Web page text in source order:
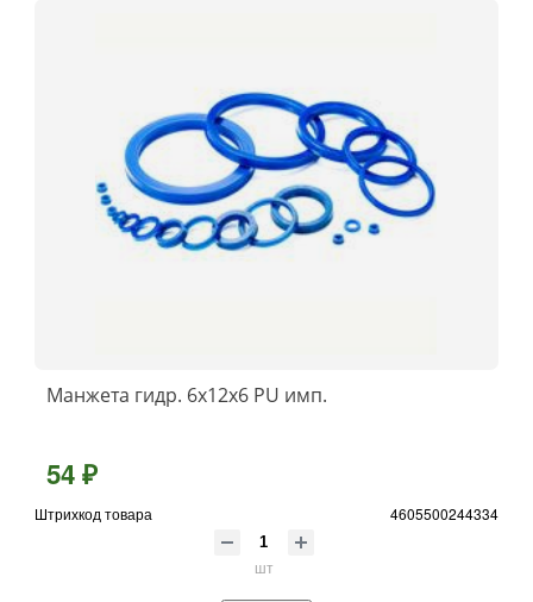
Манжета гидр. 6х12х6 PU имп.
54 ₽
Штрихкод товара 4605500244334
шт